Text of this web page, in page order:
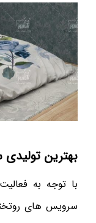
بهترین
با توجه به
سرویس های